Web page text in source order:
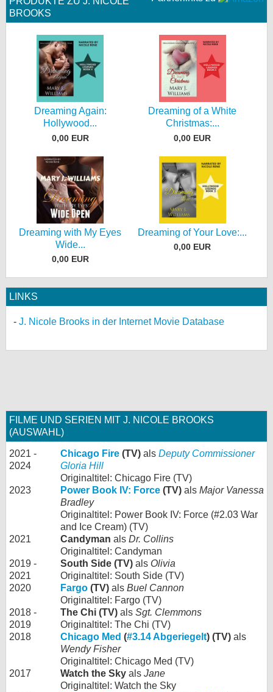
BROOKS
Dreaming Again:
Hollywood...
0,00 EUR
Dreaming of a White
Christmas:...
0,00 EUR
Dreaming with My Eyes
Wide...
0,00 EUR
Dreaming of Your Love:...
0,00 EUR
LINKS
J. Nicole Brooks in der Internet Movie Database
FILME UND SERIEN MIT J. NICOLE BROOKS
(AUSWAHL)
2021 -
2024
Chicago Fire (TV) als Deputy Commissioner
Gloria Hill
Originaltitel: Chicago Fire (TV)
2023
Power Book IV: Force (TV) als Major Vanessa
Bradley
Originaltitel: Power Book IV: Force (#2.03 War
and Ice Cream) (TV)
2021
Candyman als Dr. Collins
Originaltitel: Candyman
2019 -
2021
South Side (TV) als Olivia
Originaltitel: South Side (TV)
2020
Fargo (TV) als Buel Cannon
Originaltitel: Fargo (TV)
2018 -
2019
The Chi (TV) als Sgt. Clemmons
Originaltitel: The Chi (TV)
2018
Chicago Med (#3.14 Abgeriegelt) (TV) als
Wendy Fisher
Originaltitel: Chicago Med (TV)
2017
Watch the Sky als Jane
Originaltitel: Watch the Sky